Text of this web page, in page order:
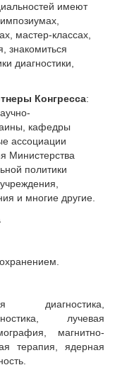
имеют
мастер-классах,
знакомиться
диагностики,
Конгресса:
кафедры
ассоциации
Министерства
политики
и многие другие.
диагностика,
лучевая
магнитно-
терапия, ядерная